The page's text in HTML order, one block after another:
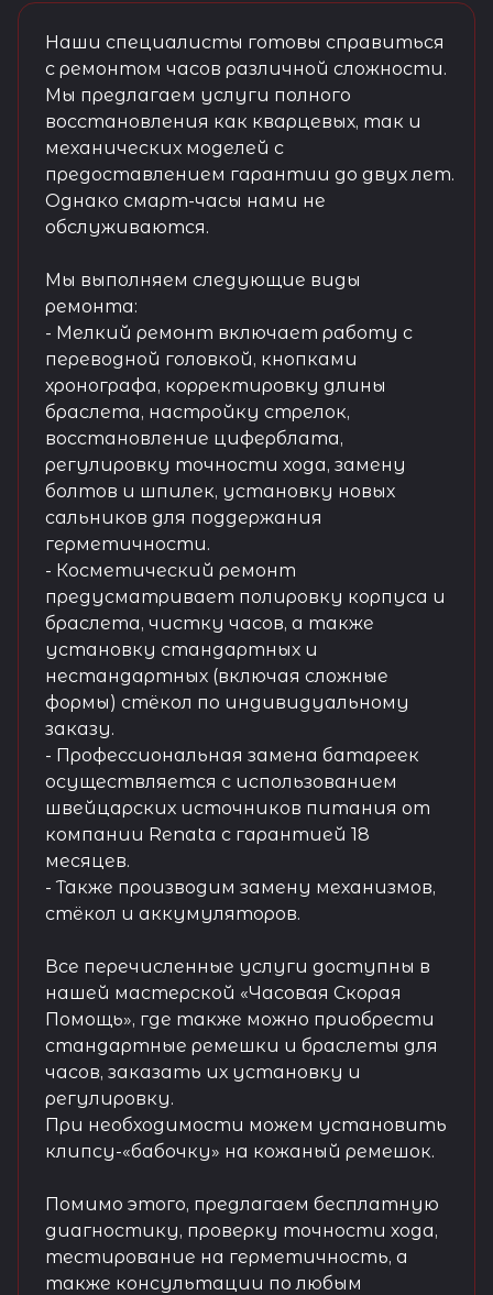
Наши специалисты готовы справиться
с ремонтом часов различной сложности.
Мы предлагаем услуги полного
восстановления как кварцевых, так и
механических моделей с
предоставлением гарантии до двух лет.
Однако смарт-часы нами не
обслуживаются.
Мы выполняем следующие виды
ремонта:
- Мелкий ремонт включает работу с
переводной головкой, кнопками
хронографа, корректировку длины
браслета, настройку стрелок,
восстановление циферблата,
регулировку точности хода, замену
болтов и шпилек, установку новых
сальников для поддержания
герметичности.
- Косметический ремонт
предусматривает полировку корпуса и
браслета, чистку часов, а также
установку стандартных и
нестандартных (включая сложные
формы) стёкол по индивидуальному
заказу.
- Профессиональная замена батареек
осуществляется с использованием
швейцарских источников питания от
компании Renata с гарантией 18
месяцев.
- Также производим замену механизмов,
стёкол и аккумуляторов.
Все перечисленные услуги доступны в
нашей мастерской «Часовая Скорая
Помощь», где также можно приобрести
стандартные ремешки и браслеты для
часов, заказать их установку и
регулировку.
При необходимости можем установить
клипсу-«бабочку» на кожаный ремешок.
Помимо этого, предлагаем бесплатную
диагностику, проверку точности хода,
тестирование на герметичность, а
также консультации по любым